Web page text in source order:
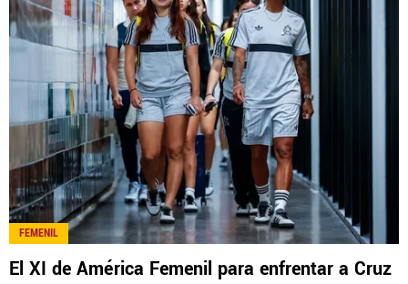
FEMENIL
El XI de América Femenil para enfrentar a Cruz